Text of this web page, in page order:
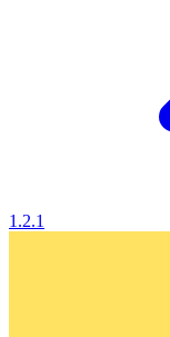
1.2.1